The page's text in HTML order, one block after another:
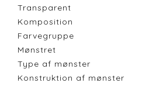
Transparent
Komposition
Farvegruppe
Mønstret
Type af mønster
Konstruktion af mønster